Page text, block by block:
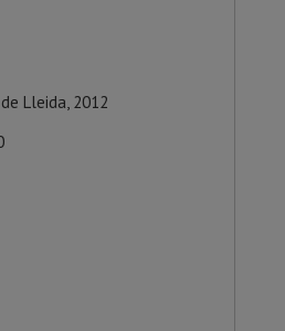
Lleida, 2012